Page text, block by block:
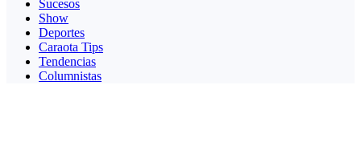
Sucesos
Show
Deportes
Caraota Tips
Tendencias
Columnistas